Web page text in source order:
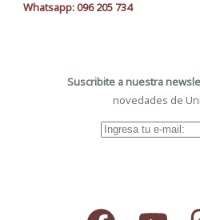
Whatsapp: 096 205 734
Suscribite a nuestra
novedades de